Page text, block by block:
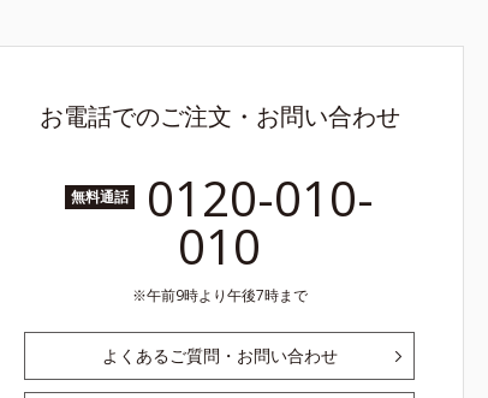
お電話でのご注文・お問い合わせ
無料通話 0120-010-
010
午前9時より午後7時まで
よくあるご質問・お問い合わせ